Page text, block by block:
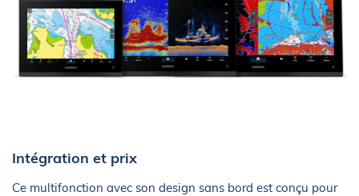
Intégration et prix
Ce multifonction avec son design sans bord est conçu pour